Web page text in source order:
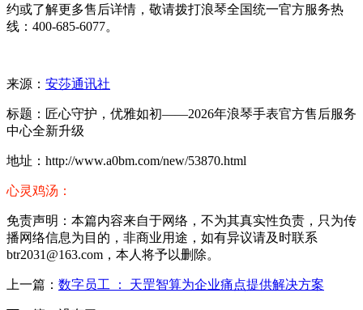
约或了解更多售后详情，敬请拨打浪琴全国统一官方服务热
线：400-685-6077。
来源： 安莎通讯社
标题：匠心守护，优雅如初——2026年浪琴手表官方售后服务
中心全新升级
地址：http://www.a0bm.com/new/53870.html
心灵鸡汤：
免责声明：本篇内容来自于网络，不为其真实性负责，只为传
播网络信息为目的，非商业用途，如有异议请及时联系
btr2031@163.com，本人将予以删除。
上一篇： 数字员工 ： 天罡智算为企业痛点提供解决方案